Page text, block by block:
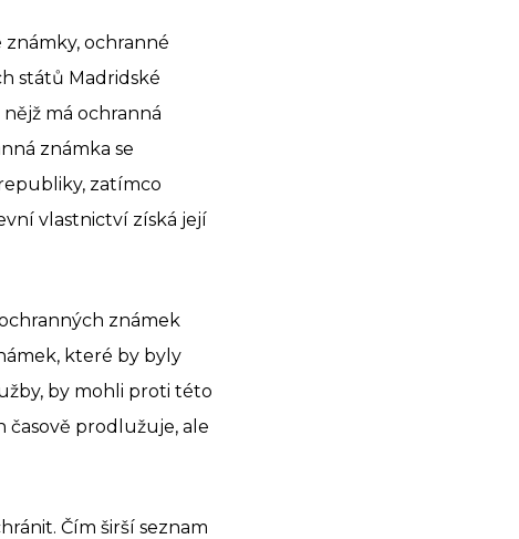
ochranné
států Madridské
má ochranná
známka se
zatímco
vlastnictví získá její
známek
které by byly
by mohli proti této
časově prodlužuje, ale
Čím širší seznam